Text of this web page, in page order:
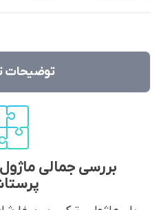
توضیحات
بررسی جمالی